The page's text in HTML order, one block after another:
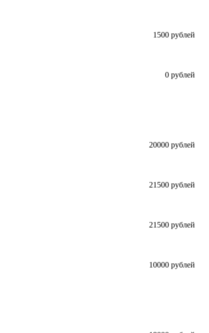
1500 рублей
0 рублей
20000 рублей
21500 рублей
21500 рублей
10000 рублей